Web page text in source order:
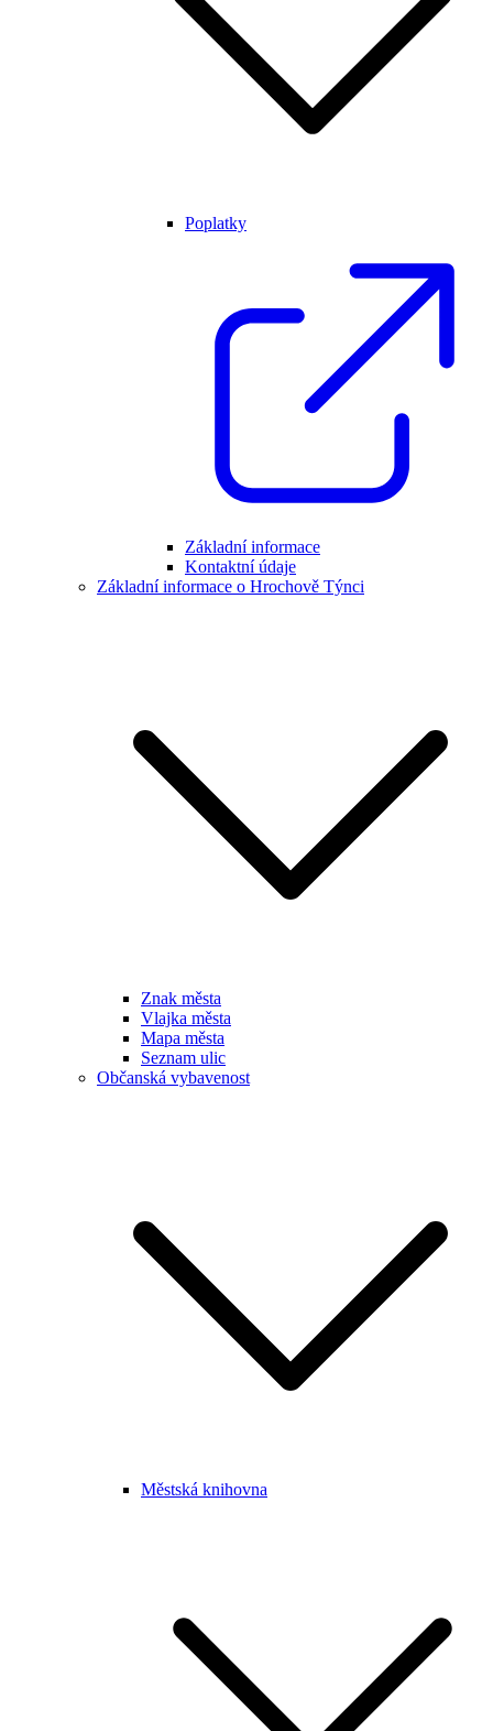
Poplatky
Základní informace
Kontaktní údaje
Základní informace o Hrochově Týnci
Znak města
Vlajka města
Mapa města
Seznam ulic
Občanská vybavenost
Městská knihovna